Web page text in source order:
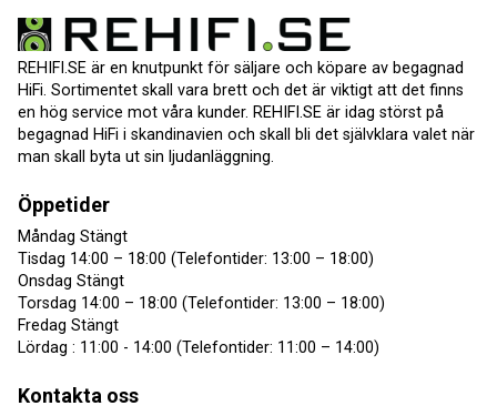
REHIFI.SE är en knutpunkt för säljare och köpare av begagnad
HiFi. Sortimentet skall vara brett och det är viktigt att det finns
en hög service mot våra kunder. REHIFI.SE är idag störst på
begagnad HiFi i skandinavien och skall bli det självklara valet när
man skall byta ut sin ljudanläggning.
Öppetider
Måndag Stängt
Tisdag 14:00 – 18:00 (Telefontider: 13:00 – 18:00)
Onsdag Stängt
Torsdag 14:00 – 18:00 (Telefontider: 13:00 – 18:00)
Fredag Stängt
Lördag : 11:00 - 14:00 (Telefontider: 11:00 – 14:00)
Kontakta oss